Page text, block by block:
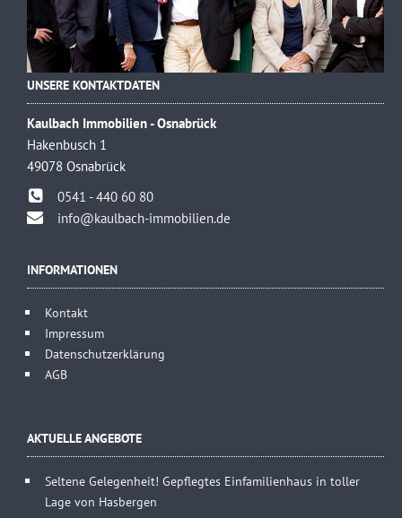
UNSERE KONTAKTDATEN
Kaulbach Immobilien - Osnabrück
Hakenbusch 1
49078 Osnabrück
0541 - 440 60 80
info@kaulbach-immobilien.de
INFORMATIONEN
Kontakt
Impressum
Datenschutzerklärung
AGB
AKTUELLE ANGEBOTE
Seltene Gelegenheit! Gepflegtes Einfamilienhaus in toller
Lage von Hasbergen